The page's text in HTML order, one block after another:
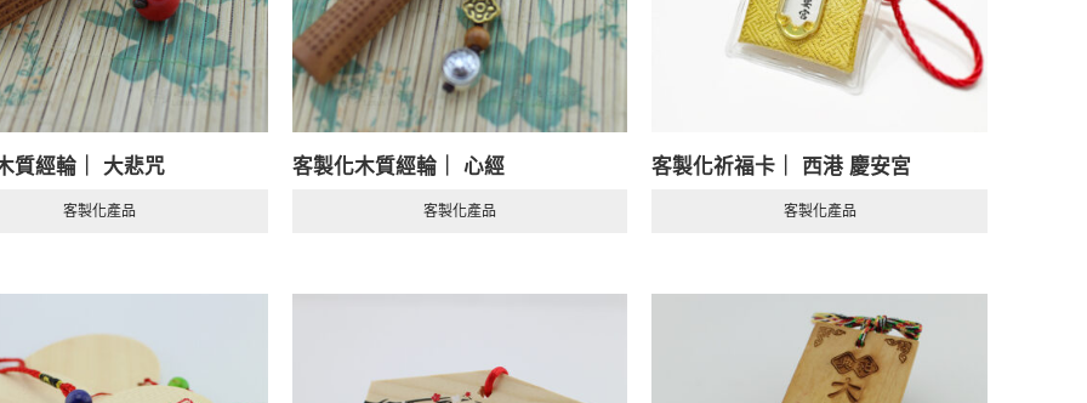
質經輪｜ 大悲咒
客製化產品
客製化木質經輪｜ 心經
客製化產品
客製化祈福卡｜ 西港 慶安宮
客製化產品